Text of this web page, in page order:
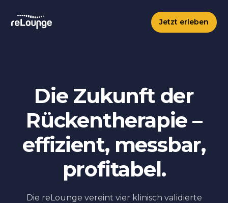
Jetzt erleben
Die Zukunft der
Rückentherapie –
effizient, messbar,
profitabel.
Die reLounge vereint vier klinisch validierte